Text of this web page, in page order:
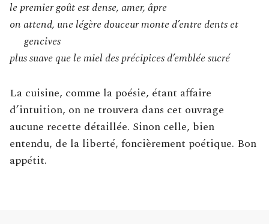
le premier goût est dense, amer, âpre
on attend, une légère douceur monte d’entre dents et
gencives
plus suave que le miel des précipices d’emblée sucré
La cuisine, comme la poésie, étant affaire
d’intuition, on ne trouvera dans cet ouvrage
aucune recette détaillée. Sinon celle, bien
entendu, de la liberté, foncièrement poétique. Bon
appétit.